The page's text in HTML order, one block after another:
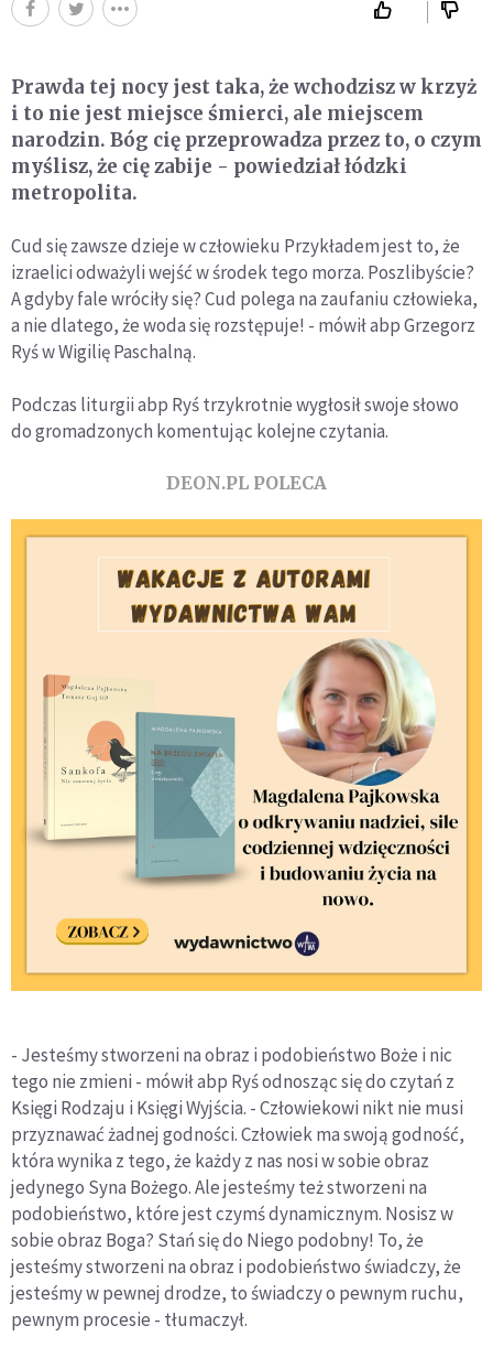
Prawda tej nocy jest taka, że wchodzisz w krzyż
i to nie jest miejsce śmierci, ale miejscem
narodzin. Bóg cię przeprowadza przez to, o czym
myślisz, że cię zabije - powiedział łódzki
metropolita.
Cud się zawsze dzieje w człowieku Przykładem jest to, że
izraelici odważyli wejść w środek tego morza. Poszlibyście?
A gdyby fale wróciły się? Cud polega na zaufaniu człowieka,
a nie dlatego, że woda się rozstępuje! - mówił abp Grzegorz
Ryś w Wigilię Paschalną.
Podczas liturgii abp Ryś trzykrotnie wygłosił swoje słowo
do gromadzonych komentując kolejne czytania.
DEON.PL POLECA
- Jesteśmy stworzeni na obraz i podobieństwo Boże i nic
tego nie zmieni - mówił abp Ryś odnosząc się do czytań z
Księgi Rodzaju i Księgi Wyjścia. - Człowiekowi nikt nie musi
przyznawać żadnej godności. Człowiek ma swoją godność,
która wynika z tego, że każdy z nas nosi w sobie obraz
jedynego Syna Bożego. Ale jesteśmy też stworzeni na
podobieństwo, które jest czymś dynamicznym. Nosisz w
sobie obraz Boga? Stań się do Niego podobny! To, że
jesteśmy stworzeni na obraz i podobieństwo świadczy, że
jesteśmy w pewnej drodze, to świadczy o pewnym ruchu,
pewnym procesie - tłumaczył.